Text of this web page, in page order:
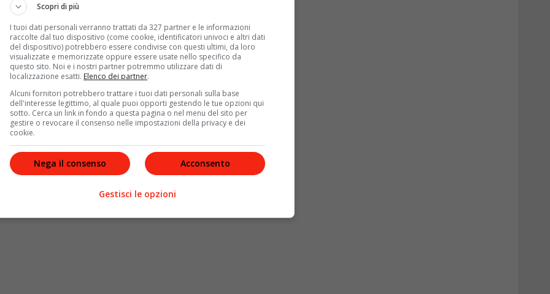
di massa
che, inevitabilmente, può causare l’estinzione di
pressante e drammatico contributo. Ma se l’uomo
loro estinzione, è pur vero che sempre l’umanità
in negativo. Nonostante sia complicato stimare il
all’estinzione, gli esperti stimano che,
rischiano di scomparire. A fornire questo dato è
Natura), che dal 1964 è impegnata nella
.
Scopri di più
I tuoi dati personali verranno trattati da 327 partner e le informazioni
raccolte dal tuo dispositivo (come cookie, identificatori univoci e altri dati
del dispositivo) potrebbero essere condivise con questi ultimi, da loro
visualizzate e memorizzate oppure essere usate nello specifico da
questo sito. Noi e i nostri partner potremmo utilizzare dati di
localizzazione esatti. Elenco dei partner.
Alcuni fornitori potrebbero trattare i tuoi dati personali sulla base
dell'interesse legittimo, al quale puoi opporti gestendo le tue opzioni qui
sotto. Cerca un link in fondo a questa pagina o nel menu del sito per
gestire o revocare il consenso nelle impostazioni della privacy e dei
cookie.
Acconsento
Nega il consenso
Gestisci le opzioni